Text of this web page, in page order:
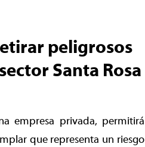
peligrosos
Santa Rosa
empresa privada, permitirá
que representa un riesgo